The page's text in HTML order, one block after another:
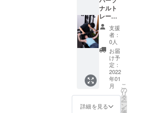
3月31日
の後の
ケアま
でお任
せくだ
さい！
クラウ
ドファ
ンディ
ング&単
発特
価！
ウェ
ア・
ナルト
レーニ
ング30
分+キッ
クボク
ササイ
ズ30分
パーソ
ナルト
レーニ
ングと
キック
ボクサ
支援
者：
0人
お届
け予
定：
2022
年01
月
詳細を見る
こ
の
リ
タ
ー
ン
を